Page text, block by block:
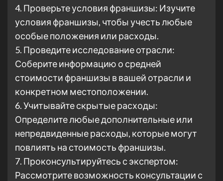
4. Проверьте условия франшизы: Изучите
условия франшизы, чтобы учесть любые
особые положения или расходы.
5. Проведите исследование отрасли:
Соберите информацию о средней
стоимости франшизы в вашей отрасли и
конкретном местоположении.
6. Учитывайте скрытые расходы:
Определите любые дополнительные или
непредвиденные расходы, которые могут
повлиять на стоимость франшизы.
7. Проконсультируйтесь с экспертом:
Рассмотрите возможность консультации с